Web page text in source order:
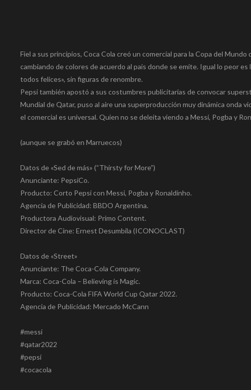
Fiel a sus principios, Coca Cola creó un comercial para la Copa del
cambiando de colores de acuerdo al pais donde se emite. Igual lo peor
todos felices», sin figuras de renombre.
Pepsi también apostó a sus costumbres publicitarias de convocar
Mundial de Qatar, puso al aire una superproducción muy dinámica onda
el comercial es universal. Quien no se deleita viendo a Messi, Pogba y
(aunque se grabó en Marruecos)
Datos de «Sed de más» (“Thirsty for More”)
Anunciante: PepsiCo.
Producto: Corto Pepsi con Messi, Pogba y Ronaldinho.
Agencia de Publicidad: BBDO Argentina.
Productora Audiovisual: Primo Content.
Director de Cine: Ernest Desumbila (ICONOCLAST)
Datos de «Street»
Anunciante: The Coca-Cola Company.
Marca: Coca-Cola – Believing is Magic.
Producto: Coca-Cola FIFA World Cup Qatar 2022.
Agencia de Publicidad: Mercado McCann
#messi
#qatar2022
#pepsi
#cocacola